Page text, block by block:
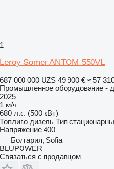
1
Leroy-Somer ANTOM-550VL
687 000 000 UZS 49 900 € ≈ 57
Промышленное оборудование -
2025
1 м/ч
680 л.с. (500 кВт)
Топливо дизель Тип
Напряжение 400
Болгария, Sofia
BLUPOWER
Связаться с продавцом